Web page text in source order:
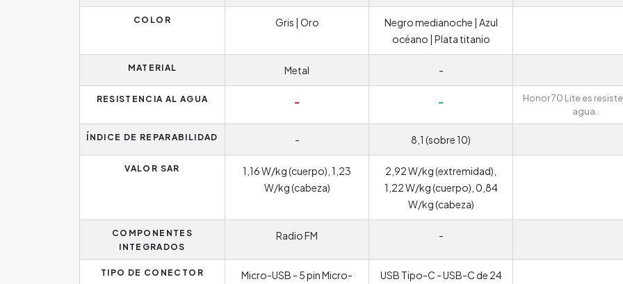
COLOR Gris | Oro
Negro medianoche | Azul
océano | Plata titanio
MATERIAL Metal -
RESISTENCIA AL AGUA - -
Honor 70 Lite es
agua.
ÍNDICE DE REPARABILIDAD - 8,1 (sobre 10)
VALOR SAR
1,16 W/kg (cuerpo), 1,23
W/kg (cabeza)
2,92 W/kg (extremidad),
1,22 W/kg (cuerpo), 0,84
W/kg (cabeza)
COMPONENTES
INTEGRADOS
Radio FM -
TIPO DE CONECTOR
Micro-USB - 5 pin Micro-
USB Tipo-C - USB-C de 24